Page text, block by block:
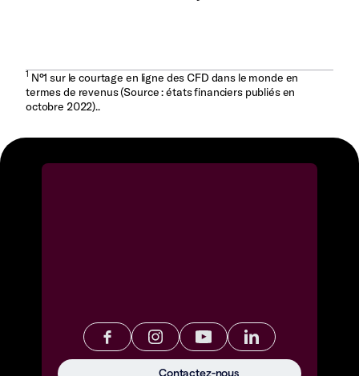
1N°1 sur le courtage en ligne des CFD dans le monde en
termes de revenus (Source : états financiers publiés en
octobre 2022)..